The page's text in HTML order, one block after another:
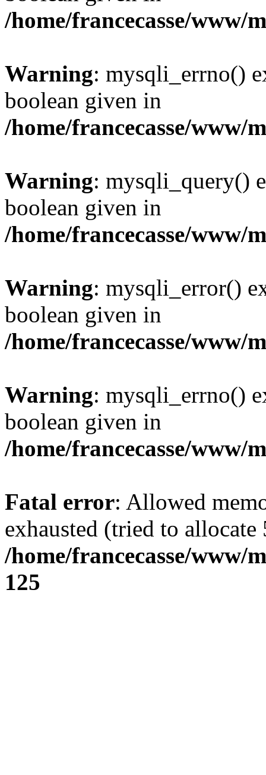
/home/francecasse/www/
Warning: mysqli_errno()
boolean given in
/home/francecasse/www/
Warning: mysqli_query()
boolean given in
/home/francecasse/www/
Warning: mysqli_error()
boolean given in
/home/francecasse/www/
Warning: mysqli_errno()
boolean given in
/home/francecasse/www/
Fatal error: Allowed
exhausted (tried to
/home/francecasse/www/
125